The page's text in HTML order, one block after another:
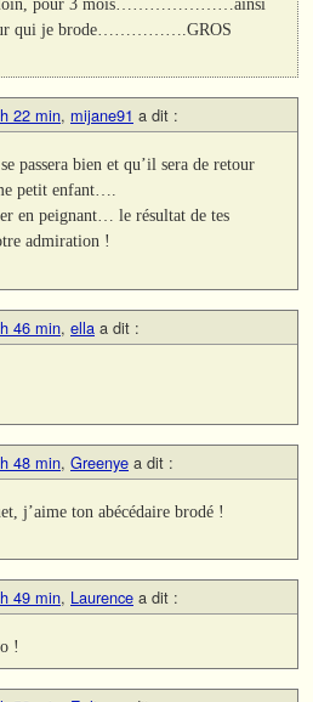
loin, pour 3 mois…………………ainsi
qui je brode…………….GROS
22 min, mijane91 a dit :
passera bien et qu’il sera de retour
petit enfant….
en peignant… le résultat de tes
admiration !
46 min, ella a dit :
48 min, Greenye a dit :
j’aime ton abécédaire brodé !
49 min, Laurence a dit :
!